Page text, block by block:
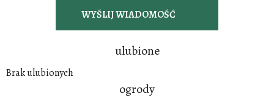
WYŚLIJ WIADOMOŚĆ
ulubione
Brak ulubionych
ogrody